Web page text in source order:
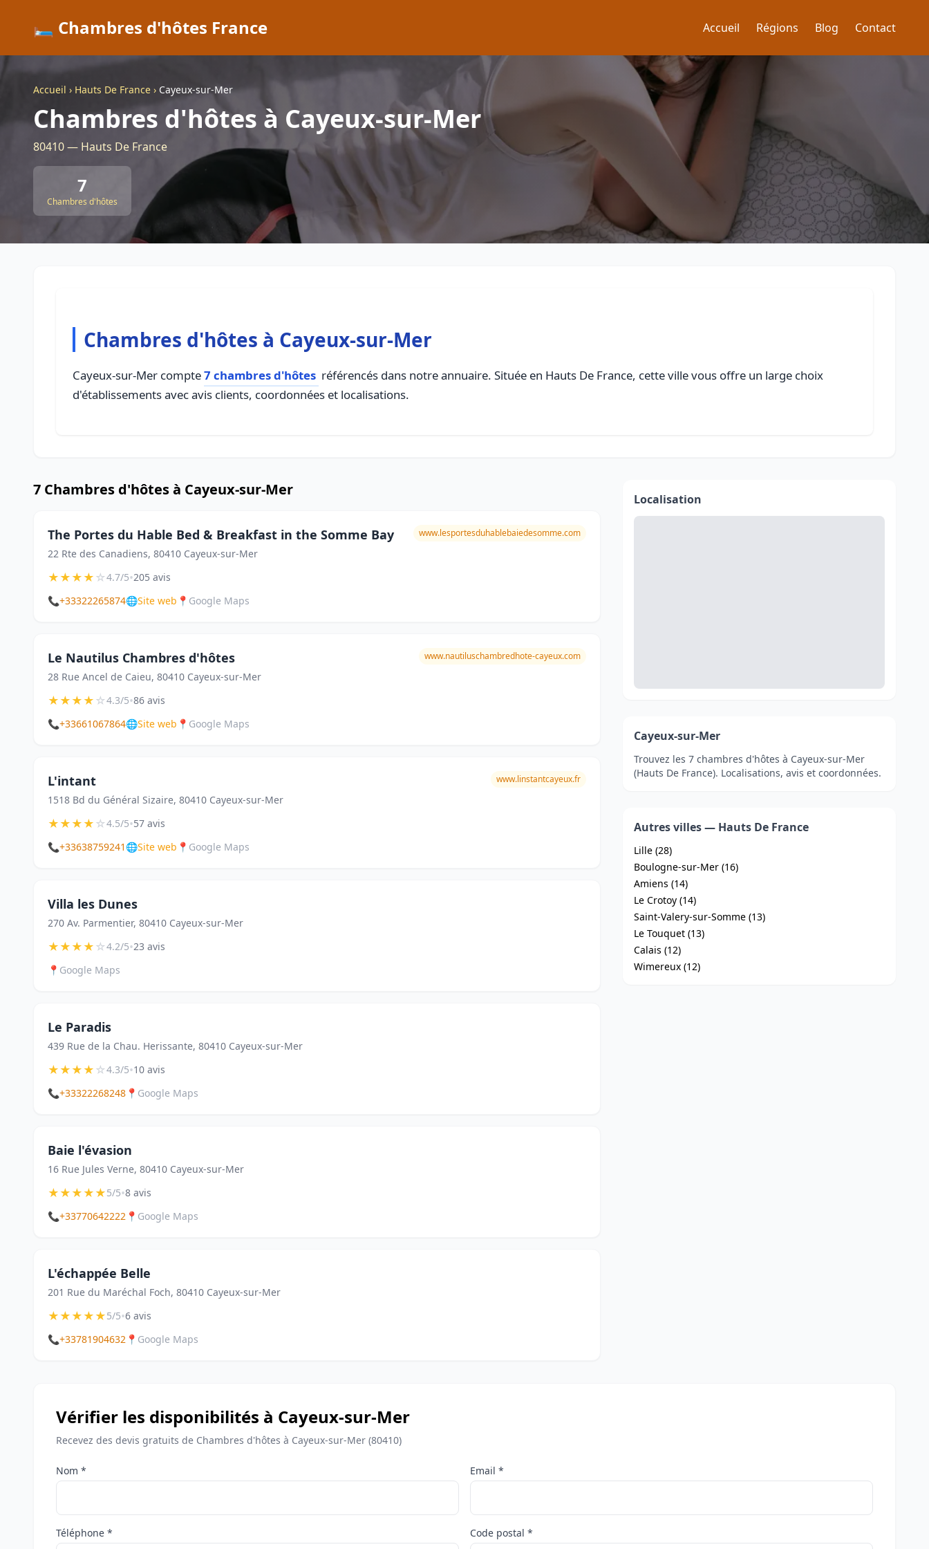
🛏️ Chambres d'hôtes France Accueil Régions Blog Contact
Accueil › Hauts De France › Cayeux-sur-Mer
Chambres d'hôtes à Cayeux-sur-Mer
80410 — Hauts De France
7
Chambres d'hôtes
Chambres d'hôtes à Cayeux-sur-Mer
Cayeux-sur-Mer compte7 chambres d'hôtes référencés dans notre annuaire. Située en Hauts De France, cette ville vous offre un large choix
d'établissements avec avis clients, coordonnées et localisations.
7 Chambres d'hôtes à Cayeux-sur-Mer
The Portes du Hable Bed & Breakfast in the Somme Bay
22 Rte des Canadiens, 80410 Cayeux-sur-Mer
www.lesportesduhablebaiedesomme.com
★★★★☆4.7/5•205 avis
📞+33322265874🌐Site web 📍 Google Maps
Le Nautilus Chambres d'hôtes
28 Rue Ancel de Caieu, 80410 Cayeux-sur-Mer
www.nautiluschambredhote-cayeux.com
★★★★☆4.3/5•86 avis
📞+33661067864🌐Site web 📍 Google Maps
L'intant
1518 Bd du Général Sizaire, 80410 Cayeux-sur-Mer
www.linstantcayeux.fr
★★★★☆4.5/5•57 avis
📞+33638759241 🌐Site web 📍 Google Maps
Villa les Dunes
270 Av. Parmentier, 80410 Cayeux-sur-Mer
★★★★☆4.2/5•23 avis
📍 Google Maps
Le Paradis
439 Rue de la Chau. Herissante, 80410 Cayeux-sur-Mer
★★★★☆4.3/5•10 avis
📞+33322268248 📍 Google Maps
Baie l'évasion
16 Rue Jules Verne, 80410 Cayeux-sur-Mer
★★★★★5/5•8 avis
📞+33770642222 📍 Google Maps
L'échappée Belle
201 Rue du Maréchal Foch, 80410 Cayeux-sur-Mer
★★★★★5/5•6 avis
📞+33781904632 📍 Google Maps
Localisation
Cayeux-sur-Mer
Trouvez les 7 chambres d'hôtes à Cayeux-sur-Mer
(Hauts De France). Localisations, avis et coordonnées.
Autres villes — Hauts De France
Lille (28)
Boulogne-sur-Mer (16)
Amiens (14)
Le Crotoy (14)
Saint-Valery-sur-Somme (13)
Le Touquet (13)
Calais (12)
Wimereux (12)
Vérifier les disponibilités à Cayeux-sur-Mer
Recevez des devis gratuits de Chambres d'hôtes à Cayeux-sur-Mer (80410)
Nom * Email *
Téléphone * Code postal *